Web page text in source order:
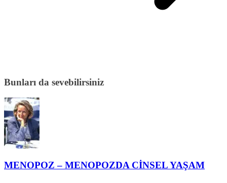
Bunları da sevebilirsiniz
MENOPOZ – MENOPOZDA CİNSEL YAŞAM